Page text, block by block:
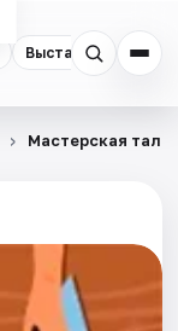
Выставки
Мастерская